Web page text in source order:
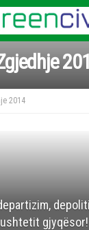
2014
gjyqësor!